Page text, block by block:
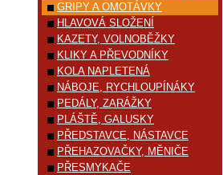
GRIPY A OMOTÁVKY
HLAVOVÁ SLOŽENÍ
KAZETY, VOLNOBĚŽKY
KLIKY A PŘEVODNÍKY
KOLA NAPLETENÁ
NÁBOJE, RYCHLOUPÍNÁKY
PEDÁLY, ZARÁŽKY
PLÁŠTĚ, GALUSKY
PŘEDSTAVCE, NÁSTAVCE
PŘEHAZOVAČKY, MĚNIČE
PŘESMYKAČE